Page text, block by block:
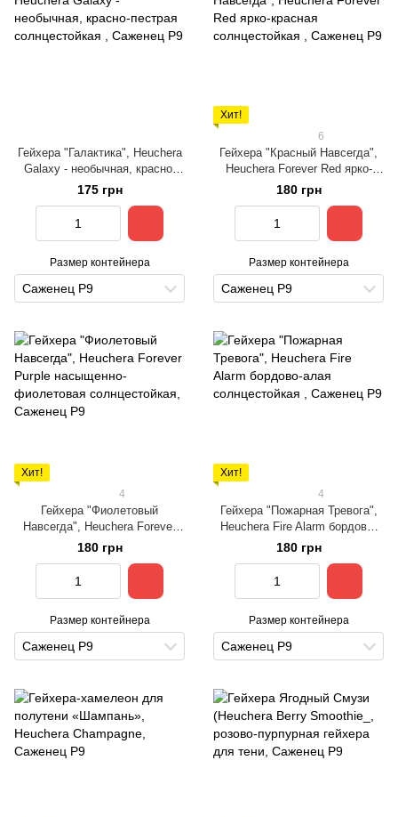
Гейхера "Галактика", Heuchera
Galaxy - необычная, красно-
пестрая солнцестойкая
175 грн
Размер контейнера
Саженец Р9
Хит!
6
Гейхера "Красный Навсегда",
Heuchera Forever Red ярко-
красная солнцестойкая
180 грн
Размер контейнера
Саженец Р9
Хит!
4
Гейхера "Фиолетовый
Навсегда", Heuchera Forever
Purple насыщенно-фиолетовая
солнцестойкая
180 грн
Размер контейнера
Саженец Р9
Хит!
4
Гейхера "Пожарная Тревога",
Heuchera Fire Alarm бордово-
алая солнцестойкая
180 грн
Размер контейнера
Саженец Р9